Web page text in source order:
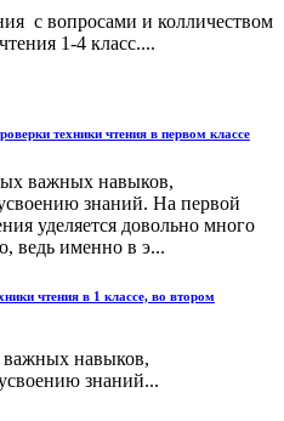
с вопросами и колличеством
1-4 класс....
техники чтения в первом классе
важных навыков,
знаний. На первой
уделяется довольно много
ведь именно в э...
чтения в 1 классе, во втором
важных навыков,
знаний...